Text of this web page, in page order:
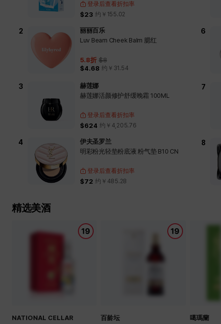
登录后查看折扣率
$23 约￥ 155.02
丽丽百乐
Luv Beam Cheek Balm 腮红
5.8折 $8
$4.68 约￥ 31.54
赫莲娜
赫莲娜活颜修护舒缓晚霜 100ML
登录后查看折扣率
$624 约￥ 4,205.76
伊夫圣罗兰
明彩粉光轻垫粉底液 粉气垫 B10 CN
登录后查看折扣率
$72 约￥ 485.28
精选美酒
NATIONAL CELLAR 百龄坛 噶瑪蘭